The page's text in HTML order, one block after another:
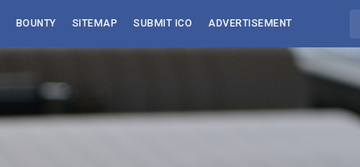
BOUNTY SITEMAP SUBMIT ICO ADVERTISEMENT